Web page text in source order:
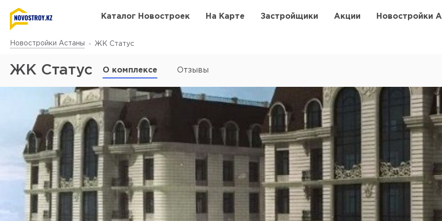
Каталог Новостроек На Карте Застройщики Акции Новостройки
Новостройки Астаны ЖК Статус
ЖК Статус О комплексе Отзывы